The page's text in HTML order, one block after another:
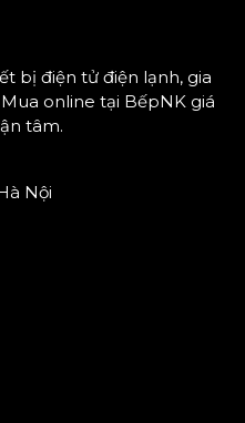
minh họa)
hiển thị màu vàng
lựa chọn công suất
nấu cũng như các món
bị điện tử điện lạnh, gia
online tại BếpNK giá
tâm.
Nội